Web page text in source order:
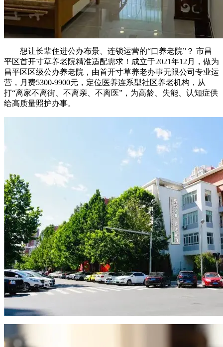
想让长辈住进公办布景、连锁运营的“口养老院”？ 市昌
平区首开寸草养老院精准适配需求！成立于2021年12月，做为
昌平区区级公办养老院，由首开寸草养老办事无限公司专业运
营，月费5300-9900元，定位医养连系型社区养老机构，从
打“离家不离街、不离亲、不离医”，为高龄、失能、认知症供
给高质量照护办事。